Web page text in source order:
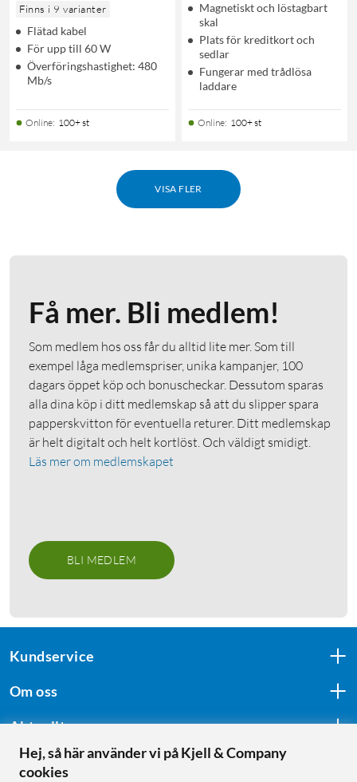
Finns i 9 varianter
Flätad kabel
För upp till 60 W
Överföringshastighet: 480
Mb/s
Online: 100+ st
Magnetiskt och löstagbart
skal
Plats för kreditkort och
sedlar
Fungerar med trådlösa
laddare
Online: 100+ st
VISA FLER
Få mer. Bli medlem!
Som medlem hos oss får du alltid lite mer. Som till
exempel låga medlemspriser, unika kampanjer, 100
dagars öppet köp och bonuscheckar. Dessutom sparas
alla dina köp i ditt medlemskap så att du slipper spara
papperskvitton för eventuella returer. Ditt medlemskap
är helt digitalt och helt kortlöst. Och väldigt smidigt.
Läs mer om medlemskapet
BLI MEDLEM
Kundservice
Om oss
Aktuellt
Hej, så här använder vi på Kjell & Company
cookies